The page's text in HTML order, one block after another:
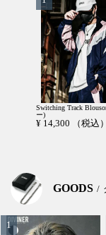
Switching Track
ー)
¥ 14,300 （税込）
GOODS